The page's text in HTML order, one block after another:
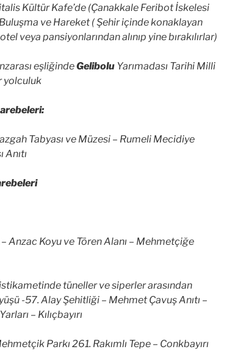
Kültür Kafe’de (Çanakkale Feribot İskelesi
ve Hareket ( Şehir içinde konaklayan
veya pansiyonlarından alınıp yine bırakılırlar)
eşliğindeGelibolu Yarımadası Tarihi Milli
yolculuk
Tabyası ve Müzesi – Rumeli Mecidiye
Anıtı
Anzac Koyu ve Tören Alanı – Mehmetçiğe
istikametinde tüneller ve siperler arasından
-57. Alay Şehitliği – Mehmet Çavuş Anıtı –
– Kılıçbayırı
Parkı 261. Rakımlı Tepe – Conkbayırı